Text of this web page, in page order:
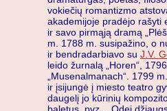
vokiečių romantizmo
akademijoje pradėjo rašyti
ir savo pirmąją dramą
m. 1788 m. susipažino, o
ir bendradarbiavo su J.V.
leido žurnalą „Horen“,
„Musenalmanach“. 1799
ir įsijungė į miesto teatro
daugelį jo kūrinių